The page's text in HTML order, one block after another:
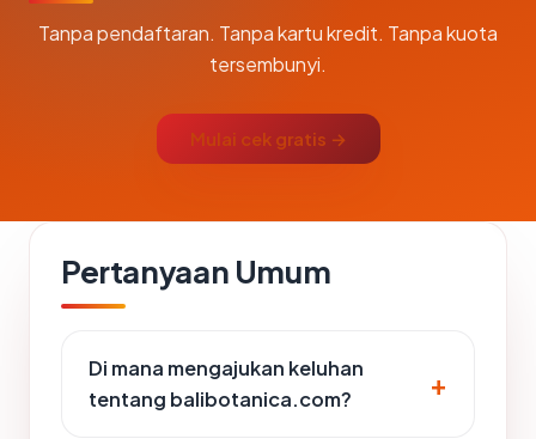
Tanpa pendaftaran. Tanpa kartu kredit. Tanpa kuota
tersembunyi.
Mulai cek gratis →
Pertanyaan Umum
Di mana mengajukan keluhan
tentang balibotanica.com?